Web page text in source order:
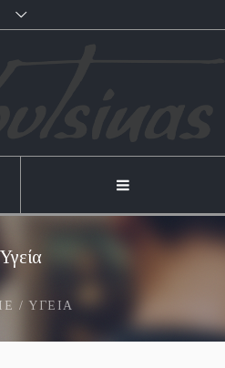
Υγεία
/ ΥΓΕΊΑ